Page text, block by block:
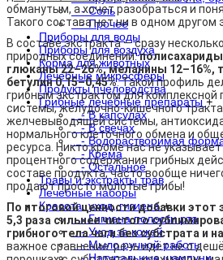
- Соль
- Прочее
Приборы для воды
Приборы для воздуха
Корма для животных
Лечебные микросферы
Продукты пчеловодства
Грибные лечебные препараты+
- В капсулах
- В свечах
- Водорастворимая
- Крема
- Остальное
Травы и экстракты трав
Лечебные наборы
Красота, уход, гигиена+
- Гигиена полости рта
- Уход за кожей
- Мыло ручной работы
обманутым, а хочет разобраться и
Такого состава нет ни в одном другом
В составе экстракта — сразу
природных соединений:
глюканы 22–26%, меланины 12–16%,
бетулин 0,15–0,45%. Такой профиль
грибным экстрактом для
системы, желудочно-кишечного
желчевыводящей системы,
нормального клеточного обмена и
ресурса. Никто кроме нас не
процентного содержания грибных
составе продукта, часто вообще
продают просто молотые грибы!
По итоговой ценности добавки этот
5,3 раза сильнее чистого
грибного тела чаги без субстрата и
важное сравнение: речь идёт не о